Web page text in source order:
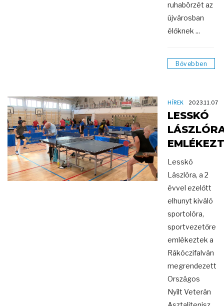
ruhabörzét az
újvárosban
élőknek ...
Bővebben
HÍREK 2023.11.07
LESSKÓ
Lesskó
Lászlóra, a 2
évvel ezelőtt
elhunyt kiváló
sportolóra,
sportvezetőre
emlékeztek a
Rákóczifalván
megrendezett
Országos
Nyílt Veterán